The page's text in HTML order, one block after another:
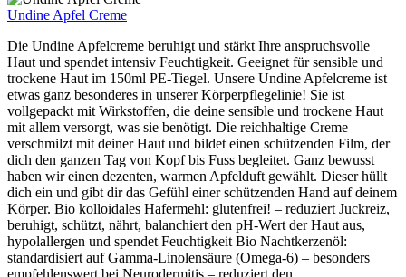
Undine Apfel Creme
Die Undine Apfelcreme beruhigt und stärkt Ihre anspruchsvolle
Haut und spendet intensiv Feuchtigkeit. Geeignet für sensible und
trockene Haut im 150ml PE-Tiegel. Unsere Undine Apfelcreme ist
etwas ganz besonderes in unserer Körperpflegelinie! Sie ist
vollgepackt mit Wirkstoffen, die deine sensible und trockene Haut
mit allem versorgt, was sie benötigt. Die reichhaltige Creme
verschmilzt mit deiner Haut und bildet einen schützenden Film, der
dich den ganzen Tag von Kopf bis Fuss begleitet. Ganz bewusst
haben wir einen dezenten, warmen Apfelduft gewählt. Dieser hüllt
dich ein und gibt dir das Gefühl einer schützenden Hand auf deinem
Körper. Bio kolloidales Hafermehl: glutenfrei! – reduziert Juckreiz,
beruhigt, schützt, nährt, balanchiert den pH-Wert der Haut aus,
hypolallergen und spendet Feuchtigkeit Bio Nachtkerzenöl:
standardisiert auf Gamma-Linolensäure (Omega-6) – besonders
empfehlenswert bei Neurodermitis – reduziert den